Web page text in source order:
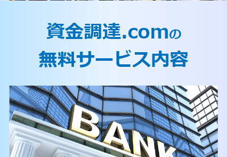
資金調達.comの
無料サービス内容